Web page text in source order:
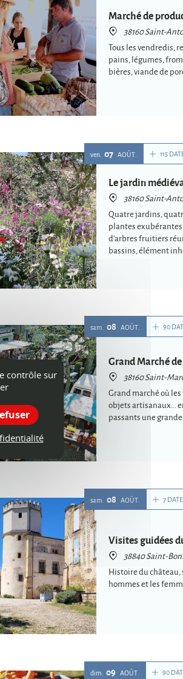
Marché de
38160 Saint-
Tous les vendredis,
pains, légumes,
bières, viande de
115
ven. 07 AOÛT
Le jardin
38160 Saint-
Quatre jardins,
plantes
d'arbres fruitiers
bassins, élément
90
sam. 08 AOÛT
Grand Marché
38160 Saint-
Grand marché où
objets artisanaux...
passants une
7
sam. 08 AOÛT
Visites guidées
38840 Saint-
Histoire du
hommes et les
90
dim. 09 AOÛT
contrôle sur